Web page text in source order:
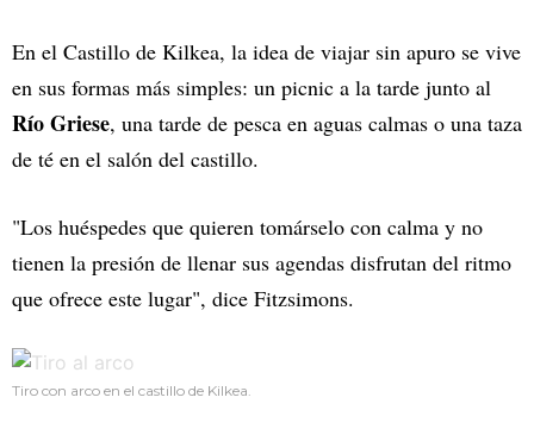
En el Castillo de Kilkea, la idea de viajar sin apuro se vive
en sus formas más simples: un picnic a la tarde junto al
RíoGriese, una tarde de pesca en aguas calmas o una taza
de té en el salón del castillo.
"Los huéspedes que quieren tomárselo con calma y no
tienen la presión de llenar sus agendas disfrutan del ritmo
que ofrece este lugar", dice Fitzsimons.
Tiro con arco en el castillo de Kilkea.